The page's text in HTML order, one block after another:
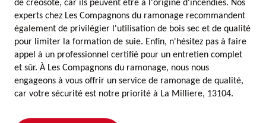
de créosote, car ils peuvent être à l'origine d'incendies. Nos
experts chez Les Compagnons du ramonage recommandent
également de privilégier l'utilisation de bois sec et de qualité
pour limiter la formation de suie. Enfin, n'hésitez pas à faire
appel à un professionnel certifié pour un entretien complet
et sûr. À Les Compagnons du ramonage, nous nous
engageons à vous offrir un service de ramonage de qualité,
car votre sécurité est notre priorité à La Milliere, 13104.